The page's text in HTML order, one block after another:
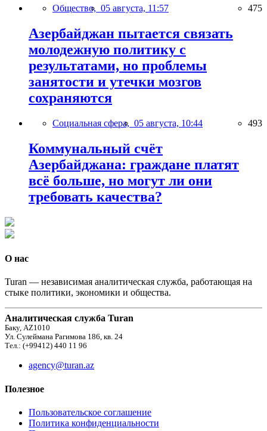
Общество, 05 августа, 11:57 475
Азербайджан пытается связать
молодежную политику с
результатами, но проблемы
занятости и утечки мозгов
сохраняются
Социальная сфера, 05 августа, 10:44 493
Коммунальный счёт
Азербайджана: граждане платят
всё больше, но могут ли они
требовать качества?
О нас
Turan — независимая аналитическая служба, работающая на
стыке политики, экономики и общества.
Аналитическая служба Turan
Баку, AZ1010
Ул. Сулеймана Рагимова 186, кв. 24
Тел.: (+99412) 440 11 96
agency@turan.az
Полезное
Пользовательское соглашение
Политика конфиденциальности